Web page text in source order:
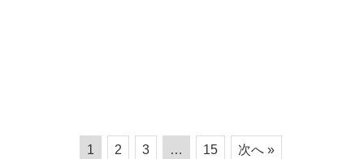
1 2 3 … 15 次へ »